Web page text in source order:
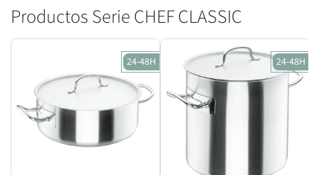
Productos Serie CHEF CLASSIC
24-48H 24-48H